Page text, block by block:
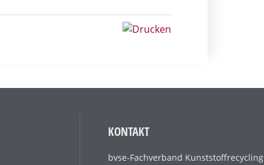
KONTAKT
bvse-Fachverband Kunststoffrecycling